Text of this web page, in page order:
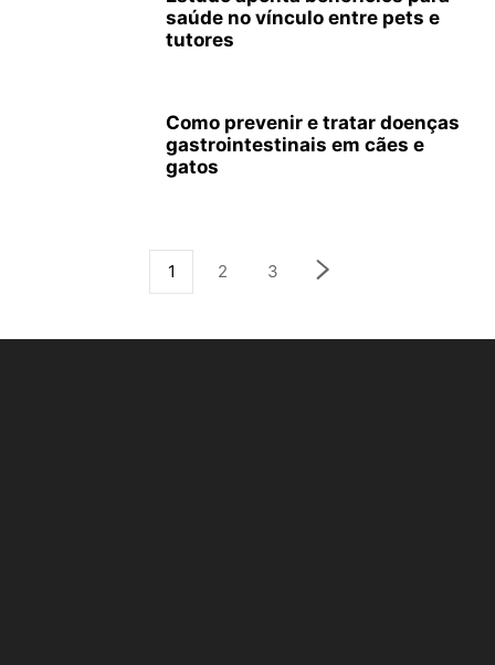
saúde no vínculo entre pets e
tutores
Como prevenir e tratar doenças
gastrointestinais em cães e
gatos
1 2 3